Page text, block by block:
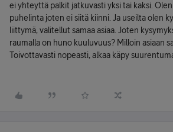
ei yhteyttä palkit jatkuvasti yksi tai kaksi.
puhelinta joten ei siitä kiinni. Ja useilta olen
liittymä, valitellut samaa asiaa. Joten
raumalla on huno kuuluvuus? Milloin asiaan
Toivottavasti nopeasti, alkaa käpy